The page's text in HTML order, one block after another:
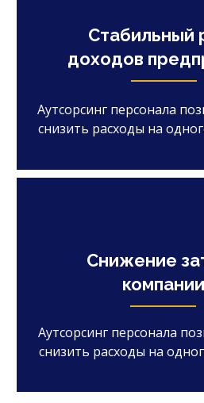
Снижение
компании
Аутсорсинг персонала
снизить расходы на
Стабильный
доходов
Аутсорсинг персонала
снизить расходы на